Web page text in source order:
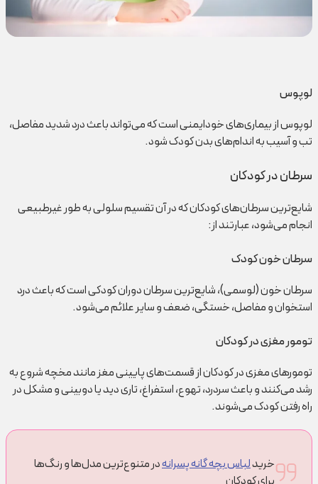
لوپوس
لوپوس از بیماری‌های خودایمنی است که می‌تواند باعث درد شدید مفاصل،
تب و آسیب به اندام‌های بدن کودک شود.
سرطان در کودکان
شایع‌ترین سرطان‌های کودکان که در آن تقسیم سلولی به طور غیرطبیعی
انجام می‌شود، عبارتند از:
سرطان خون کودک
سرطان خون (لوسمی)، شایع‌ترین سرطان دوران کودکی است که باعث درد
استخوان و مفاصل، خستگی، ضعف و سایر علائم می‌شود.
تومور مغزی در کودکان
تومورهای مغزی در کودکان از قسمت‌های پایینی مغز مانند مخچه شروع به
رشد می‌کنند و باعث سردرد، تهوع، استفراغ، تاری دید یا دوبینی و مشکل در
راه رفتن کودک می‌شوند.
خریدلباس بچه گانه پسرانهدر متنوع‌ترین مدل‌ها و رنگ‌ها